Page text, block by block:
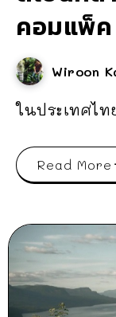
คอมแพ็ค
Wiroon
ในประเทศไ
Read More